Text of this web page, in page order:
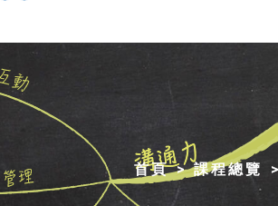
首頁 課程總覽